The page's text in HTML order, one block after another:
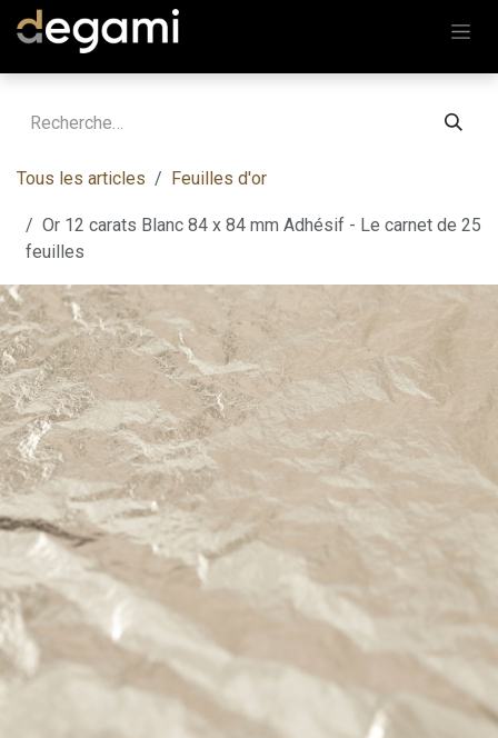
Se rendre au contenu
Tous les articles Feuilles d'or
Or 12 carats Blanc 84 x 84 mm Adhésif - Le carnet de 25
feuilles